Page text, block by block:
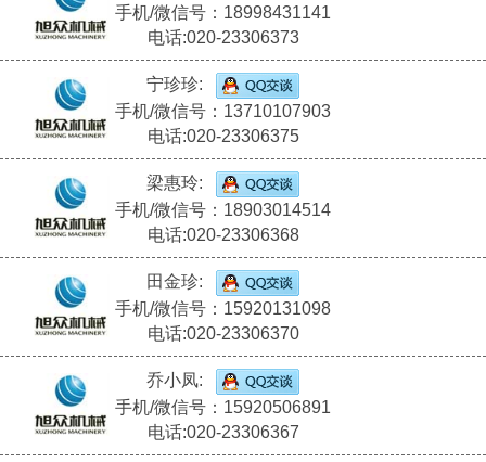
手机/微信号：18998431141
电话:020-23306373
宁珍珍:
手机/微信号：13710107903
电话:020-23306375
梁惠玲:
手机/微信号：18903014514
电话:020-23306368
田金珍:
手机/微信号：15920131098
电话:020-23306370
乔小凤:
手机/微信号：15920506891
电话:020-23306367